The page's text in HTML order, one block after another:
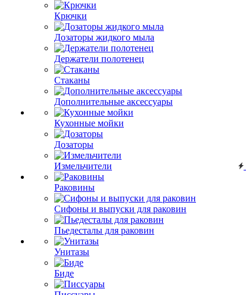
Крючки
Дозаторы жидкого мыла
Держатели полотенец
Стаканы
Дополнительные аксессуары
Кухонные мойки
Дозаторы
Измельчители
Раковины
Сифоны и выпуски для раковин
Пьедесталы для раковин
Унитазы
Биде